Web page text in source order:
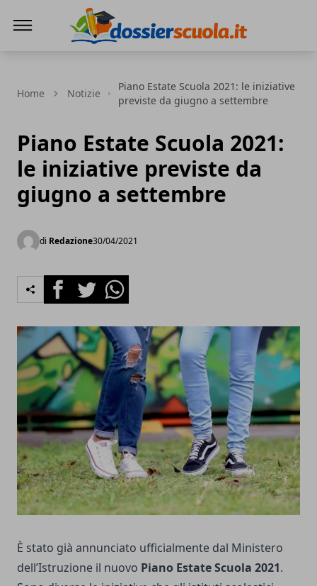
Home Notizie
Piano Estate Scuola 2021: le iniziative
previste da giugno a settembre
Piano Estate Scuola 2021:
le iniziative previste da
giugno a settembre
di Redazione30/04/2021
FacebookTwitterWhatsapp
È stato già annunciato ufficialmente dal Ministero
dell’Istruzione il nuovo Piano Estate Scuola 2021.